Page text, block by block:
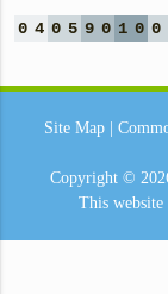
0 4 0 5 9 0 1 0 0
Site Map
Copyright ©
This